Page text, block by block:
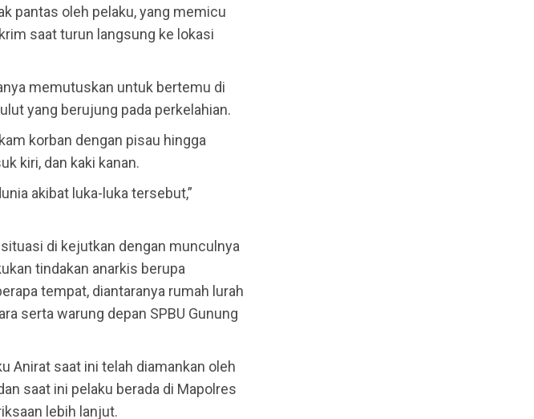
pantas oleh pelaku, yang memicu
saat turun langsung ke lokasi
memutuskan untuk bertemu di
yang berujung pada perkelahian.
korban dengan pisau hingga
kiri, dan kaki kanan.
akibat luka-luka tersebut,”
di kejutkan dengan munculnya
tindakan anarkis berupa
tempat, diantaranya rumah lurah
serta warung depan SPBU Gunung
Anirat saat ini telah diamankan oleh
saat ini pelaku berada di Mapolres
lebih lanjut.